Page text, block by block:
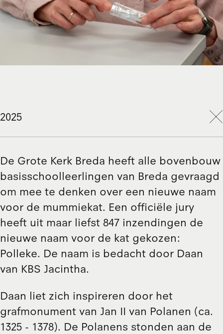
2025
De Grote Kerk Breda heeft alle bovenbouw
basisschoolleerlingen van Breda gevraagd
om mee te denken over een nieuwe naam
voor de mummiekat. Een officiële jury
heeft uit maar liefst 847 inzendingen de
nieuwe naam voor de kat gekozen:
Polleke. De naam is bedacht door Daan
van KBS Jacintha.
Daan liet zich inspireren door het
grafmonument van Jan II van Polanen (ca.
1325 - 1378). De Polanens stonden aan de